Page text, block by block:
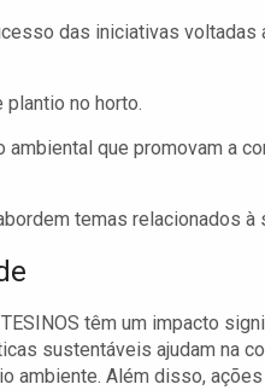
das iniciativas voltadas
no horto.
ambiental que promovam a
temas relacionados à
têm um impacto
sustentáveis ajudam na
ambiente. Além disso,